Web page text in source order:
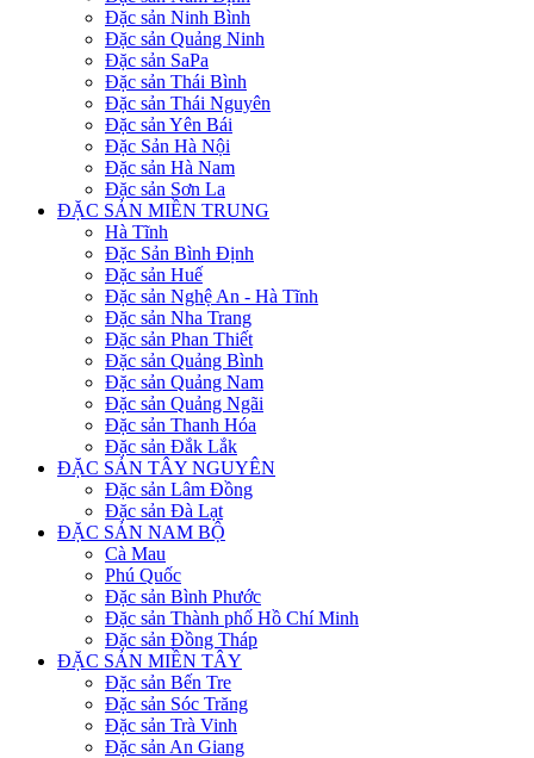
Đặc sản Ninh Bình
Đặc sản Quảng Ninh
Đặc sản SaPa
Đặc sản Thái Bình
Đặc sản Thái Nguyên
Đặc sản Yên Bái
Đặc Sản Hà Nội
Đặc sản Hà Nam
Đặc sản Sơn La
ĐẶC SẢN MIỀN TRUNG
Hà Tĩnh
Đặc Sản Bình Định
Đặc sản Huế
Đặc sản Nghệ An - Hà Tĩnh
Đặc sản Nha Trang
Đặc sản Phan Thiết
Đặc sản Quảng Bình
Đặc sản Quảng Nam
Đặc sản Quảng Ngãi
Đặc sản Thanh Hóa
Đặc sản Đắk Lắk
ĐẶC SẢN TÂY NGUYÊN
Đặc sản Lâm Đồng
Đặc sản Đà Lạt
ĐẶC SẢN NAM BỘ
Cà Mau
Phú Quốc
Đặc sản Bình Phước
Đặc sản Thành phố Hồ Chí Minh
Đặc sản Đồng Tháp
ĐẶC SẢN MIỀN TÂY
Đặc sản Bến Tre
Đặc sản Sóc Trăng
Đặc sản Trà Vinh
Đặc sản An Giang